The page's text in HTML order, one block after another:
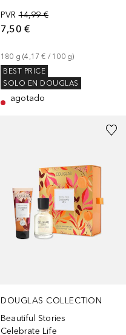
PVR 14,99 €
7,50 €
180 g (4,17 € / 100 g)
BEST PRICE
SOLO EN DOUGLAS
agotado
DOUGLAS COLLECTION
Beautiful Stories
Celebrate Life